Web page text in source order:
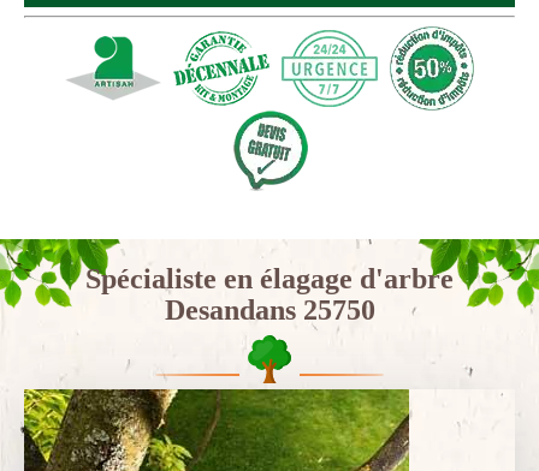
Spécialiste en élagage d'arbre
Desandans 25750